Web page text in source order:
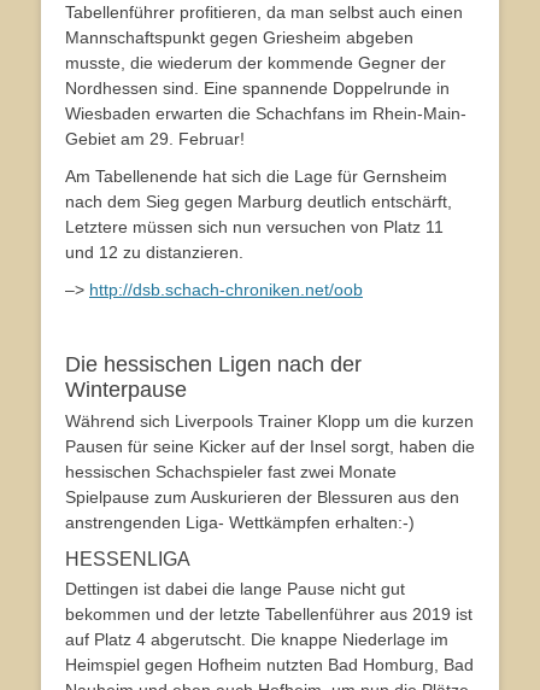
Tabellenführer profitieren, da man selbst auch einen
Mannschaftspunkt gegen Griesheim abgeben
musste, die wiederum der kommende Gegner der
Nordhessen sind. Eine spannende Doppelrunde in
Wiesbaden erwarten die Schachfans im Rhein-Main-
Gebiet am 29. Februar!
Am Tabellenende hat sich die Lage für Gernsheim
nach dem Sieg gegen Marburg deutlich entschärft,
Letztere müssen sich nun versuchen von Platz 11
und 12 zu distanzieren.
–> http://dsb.schach-chroniken.net/oob
Die hessischen Ligen nach der
Winterpause
Während sich Liverpools Trainer Klopp um die kurzen
Pausen für seine Kicker auf der Insel sorgt, haben die
hessischen Schachspieler fast zwei Monate
Spielpause zum Auskurieren der Blessuren aus den
anstrengenden Liga- Wettkämpfen erhalten:-)
HESSENLIGA
Dettingen ist dabei die lange Pause nicht gut
bekommen und der letzte Tabellenführer aus 2019 ist
auf Platz 4 abgerutscht. Die knappe Niederlage im
Heimspiel gegen Hofheim nutzten Bad Homburg, Bad